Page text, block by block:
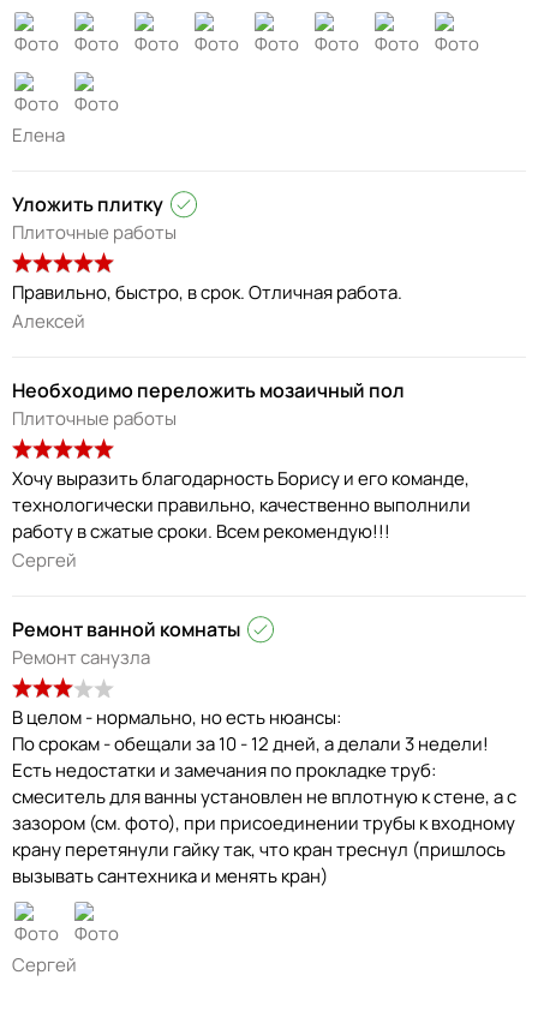
Елена
Уложить плитку
Плиточные работы
Правильно, быстро, в срок. Отличная работа.
Алексей
Необходимо переложить мозаичный пол
Плиточные работы
Хочу выразить благодарность Борису и его команде,
технологически правильно, качественно выполнили
работу в сжатые сроки. Всем рекомендую!!!
Сергей
Ремонт ванной комнаты
Ремонт санузла
В целом - нормально, но есть нюансы:
По срокам - обещали за 10 - 12 дней, а делали 3 недели!
Есть недостатки и замечания по прокладке труб:
смеситель для ванны установлен не вплотную к стене, а с
зазором (см. фото), при присоединении трубы к входному
крану перетянули гайку так, что кран треснул (пришлось
вызывать сантехника и менять кран)
Сергей